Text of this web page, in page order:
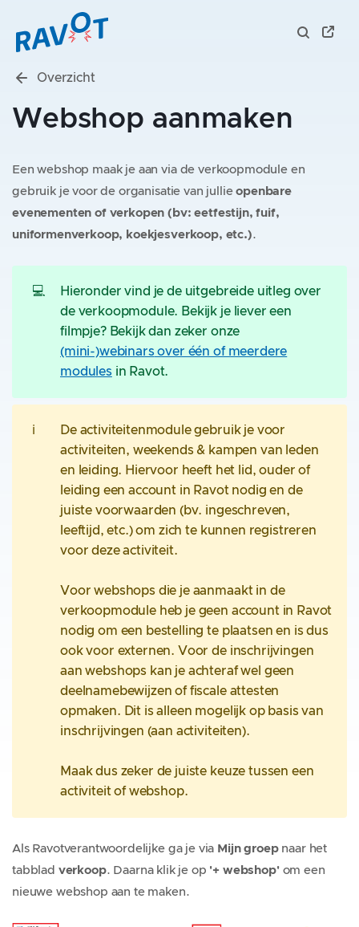
Overzicht
Webshop aanmaken
Een webshop maak je aan via de verkoopmodule en
gebruik je voor de organisatie van jullieopenbare
evenementen of verkopen (bv: eetfestijn, fuif,
uniformenverkoop, koekjesverkoop, etc.).
💻
Hieronder vind je de uitgebreide uitleg over
de verkoopmodule. Bekijk je liever een
filmpje? Bekijk dan zeker onze
(mini-)webinars over één of meerdere
modules in Ravot.
ℹ️
De activiteitenmodule gebruik je voor
activiteiten, weekends & kampen van leden
en leiding. Hiervoor heeft het lid, ouder of
leiding een account in Ravot nodig en de
juiste voorwaarden (bv. ingeschreven,
leeftijd, etc.) om zich te kunnen registreren
voor deze activiteit.
Voor webshops die je aanmaakt in de
verkoopmodule heb je geen account in Ravot
nodig om een bestelling te plaatsen en is dus
ook voor externen. Voor de inschrijvingen
aan webshops kan je achteraf wel geen
deelnamebewijzen of fiscale attesten
opmaken. Dit is alleen mogelijk op basis van
inschrijvingen (aan activiteiten).
Maak dus zeker de juiste keuze tussen een
activiteit of webshop.
Als Ravotverantwoordelijke ga je via Mijn groep naar het
tabblad verkoop. Daarna klik je op '+ webshop'om een
nieuwe webshop aan te maken.